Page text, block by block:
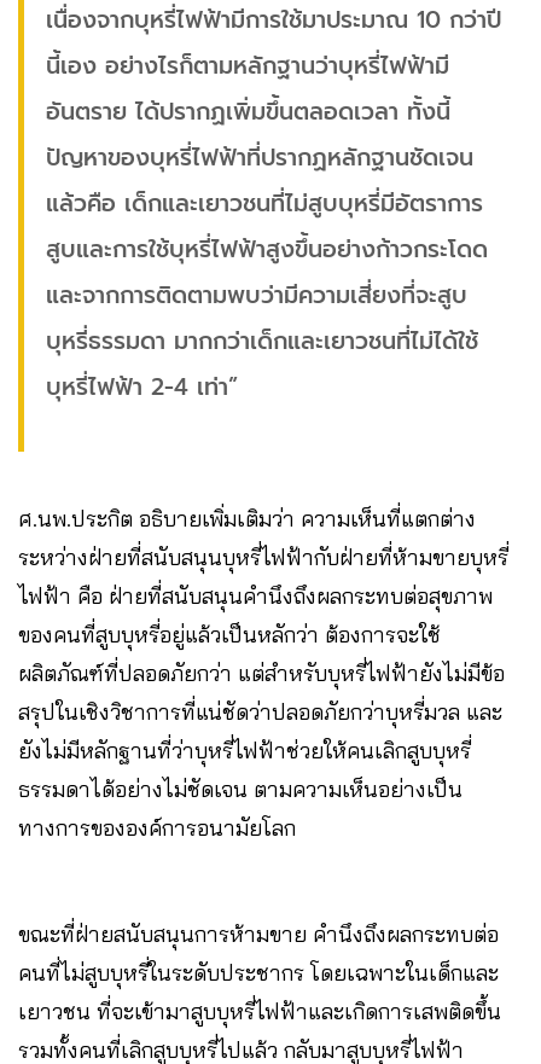
เนื่องจากบุหรี่ไฟฟ้ามีการใช้มาประมาณ 10 กว่าปี
นี้เอง อย่างไรก็ตามหลักฐานว่าบุหรี่ไฟฟ้ามี
อันตราย ได้ปรากฏเพิ่มขึ้นตลอดเวลา ทั้งนี้
ปัญหาของบุหรี่ไฟฟ้าที่ปรากฏหลักฐานชัดเจน
แล้วคือ เด็กและเยาวชนที่ไม่สูบบุหรี่มีอัตราการ
สูบและการใช้บุหรี่ไฟฟ้าสูงขึ้นอย่างก้าวกระโดด
และจากการติดตามพบว่ามีความเสี่ยงที่จะสูบ
บุหรี่ธรรมดา มากกว่าเด็กและเยาวชนที่ไม่ได้ใช้
บุหรี่ไฟฟ้า 2-4 เท่า”
ศ.นพ.ประกิต อธิบายเพิ่มเติมว่า ความเห็นที่แตกต่าง
ระหว่างฝ่ายที่สนับสนุนบุหรี่ไฟฟ้ากับฝ่ายที่ห้ามขายบุหรี่
ไฟฟ้า คือ ฝ่ายที่สนับสนุนคำนึงถึงผลกระทบต่อสุขภาพ
ของคนที่สูบบุหรี่อยู่แล้วเป็นหลักว่า ต้องการจะใช้
ผลิตภัณฑ์ที่ปลอดภัยกว่า แต่สำหรับบุหรี่ไฟฟ้ายังไม่มีข้อ
สรุปในเชิงวิชาการที่แน่ชัดว่าปลอดภัยกว่าบุหรี่มวล และ
ยังไม่มีหลักฐานที่ว่าบุหรี่ไฟฟ้าช่วยให้คนเลิกสูบบุหรี่
ธรรมดาได้อย่างไม่ชัดเจน ตามความเห็นอย่างเป็น
ทางการขององค์การอนามัยโลก
ขณะที่ฝ่ายสนับสนุนการห้ามขาย คำนึงถึงผลกระทบต่อ
คนที่ไม่สูบบุหรี่ในระดับประชากร โดยเฉพาะในเด็กและ
เยาวชน ที่จะเข้ามาสูบบุหรี่ไฟฟ้าและเกิดการเสพติดขึ้น
รวมทั้งคนที่เลิกสูบบุหรี่ไปแล้ว กลับมาสูบบุหรี่ไฟฟ้า